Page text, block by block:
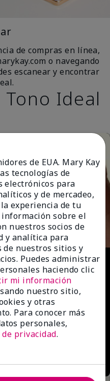
de compras en línea,
o navegando
escanear y encontrar
Ideal
de EUA. Mary Kay
tecnologías de
electrónicos para
y de mercadeo,
experiencia de tu
sobre el
nuestros socios de
y analítica para
de nuestros sitios y
Puedes administrar
haciendo clic
mi información
nuestro sitio,
y otras
Para conocer más
personales,
privacidad.